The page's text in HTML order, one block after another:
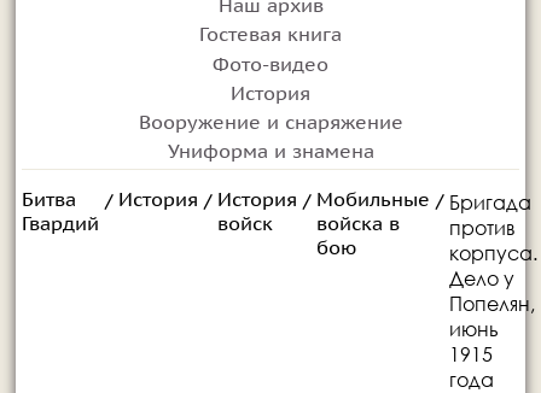
Наш архив
Гостевая книга
Фото-видео
История
Вооружение и снаряжение
Униформа и знамена
Битва
Гвардий
/ История / История
войск
/ Мобильные
войска в
бою
/ Бригада
против
корпуса.
Дело у
Попелян,
июнь
1915
года